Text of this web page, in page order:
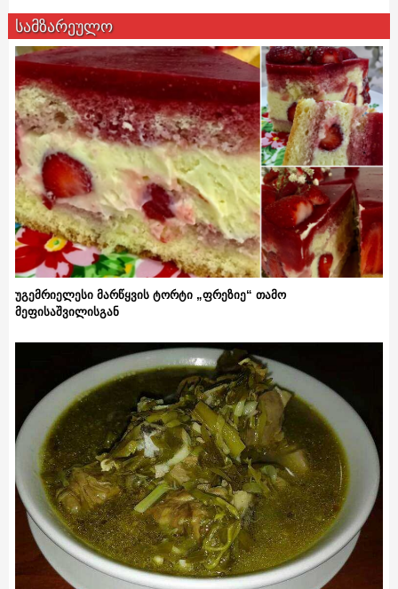
სამზარეულო
უგემრიელესი მარწყვის ტორტი „ფრეზიე“ თამო
მეფისაშვილისგან